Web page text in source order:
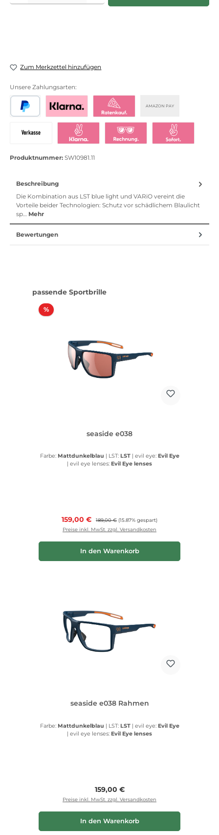
Zum Merkzettel hinzufügen
Unsere Zahlungsarten:
AMAZON PAY
Produktnummer: SW10981.11
Beschreibung
Die Kombination aus LST blue light und VARiO vereint die
Vorteile beider Technologien: Schutz vor schädlichem Blaulicht
sp… Mehr
Bewertungen
Produktgalerie überspringen
passende Sportbrille
%Rabatt
seaside e038
Farbe: Mattdunkelblau | LST: LST | evil eye: Evil Eye
| evil eye lenses: Evil Eye lenses
Verkaufspreis:
159,00 € Regulärer Preis:
189,00 € (15.87% gespart)
Preise inkl. MwSt. zzgl. Versandkosten
In den Warenkorb
seaside e038 Rahmen
Farbe: Mattdunkelblau | LST: LST | evil eye: Evil Eye
| evil eye lenses: Evil Eye lenses
Regulärer Preis:
159,00 €
Preise inkl. MwSt. zzgl. Versandkosten
In den Warenkorb